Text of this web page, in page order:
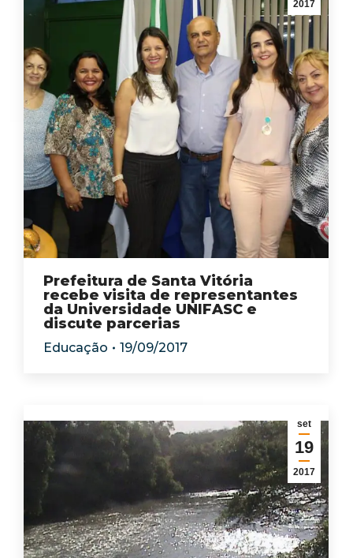
2017
Prefeitura de Santa Vitória
recebe visita de representantes
da Universidade UNIFASC e
discute parcerias
Educação 19/09/2017
set
19
2017